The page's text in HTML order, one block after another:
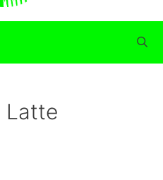
Latte